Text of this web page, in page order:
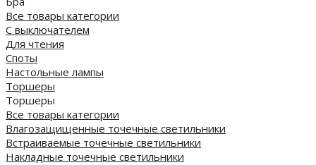
Все товары категории
С выключателем
Для чтения
Споты
Настольные лампы
Торшеры
Торшеры
Все товары категории
Влагозащищенные точечные светильники
Встраиваемые точечные светильники
Накладные точечные светильники